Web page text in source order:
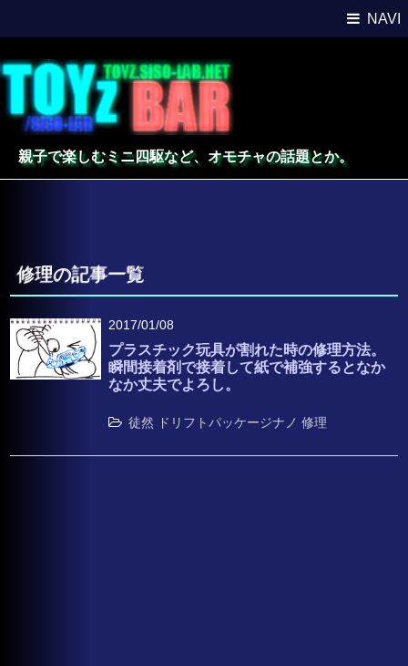
NAVI
親子で楽しむミニ四駆など、オモチャの話題とか。
修理の記事一覧
2017/01/08
プラスチック玩具が割れた時の修理方法。
瞬間接着剤で接着して紙で補強するとなか
なか丈夫でよろし。
徒然 ドリフトパッケージナノ 修理